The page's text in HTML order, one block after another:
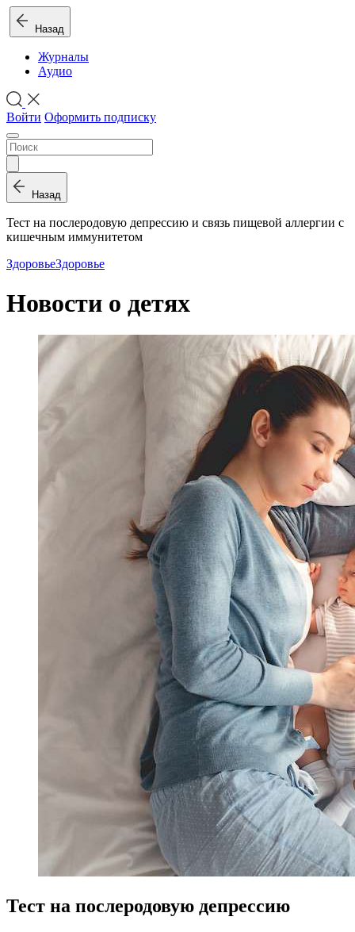
Назад
Журналы
Аудио
Войти Оформить подписку
Назад
Тест на послеродовую депрессию и связь пищевой аллергии с
кишечным иммунитетом
ЗдоровьеЗдоровье
Новости о детях
Тест на послеродовую депрессию